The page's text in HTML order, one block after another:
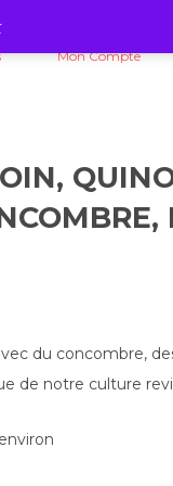
Mon Compte
du concombre,
de notre culture